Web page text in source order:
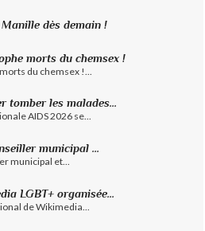
dès demain !
morts du chemsex !
du chemsex !...
tomber les malades...
AIDS 2026 se...
municipal ...
municipal et...
LGBT+ organisée...
de Wikimedia...